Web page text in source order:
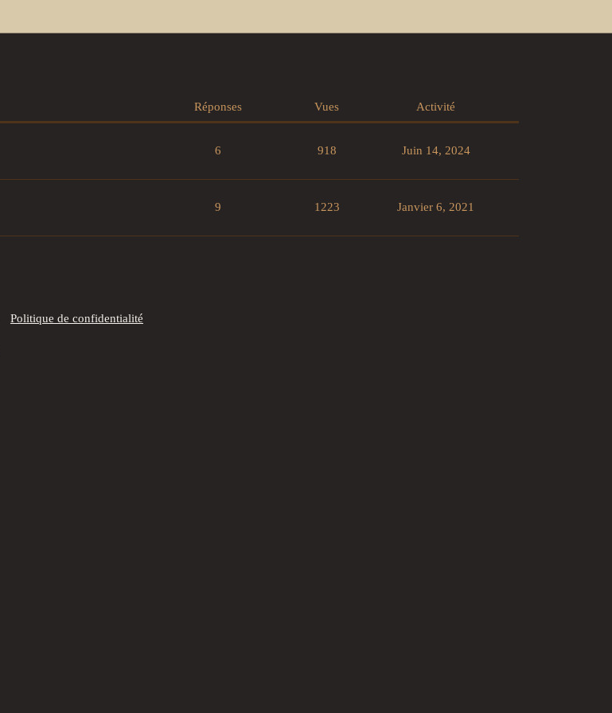
Réponses Vues Activité
6 918 Juin 14, 2024
9 1223 Janvier 6, 2021
Politique de confidentialité